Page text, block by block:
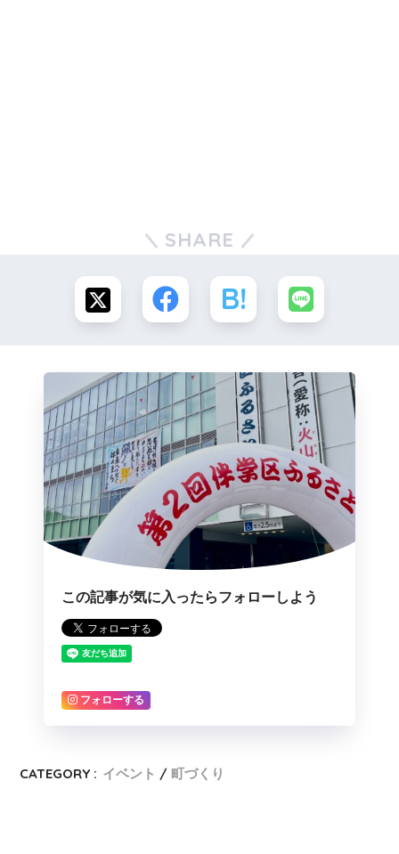
SHARE
この記事が気に入ったらフォローしよう
フォローする
CATEGORY : イベント 町づくり